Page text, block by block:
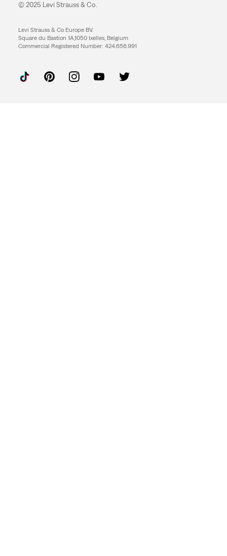
© 2025 Levi Strauss & Co.
Levi Strauss & Co Europe BV.
Square du Bastion 1A,1050 Ixelles, Belgium
Commercial Registered Number: 424.656.991